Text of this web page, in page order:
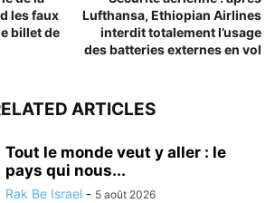
les faux
billet de
Lufthansa, Ethiopian Airlines
interdit totalement l’usage
des batteries externes en vol
ARTICLES
Tout le monde veut y aller : le
pays qui nous...
Rak Be Israel - 5 août 2026